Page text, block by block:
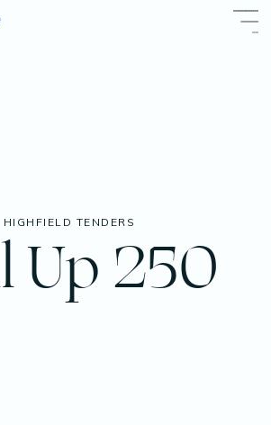
HIGHFIELD TENDERS
Up 250